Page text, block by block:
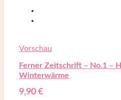
Vorschau
Ferner Zeitschrift – No.1 –
Winterwärme
9,90 €